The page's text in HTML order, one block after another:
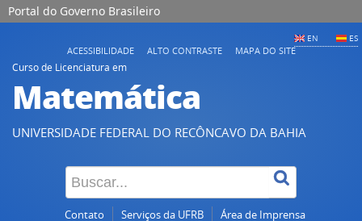
Portal do Governo Brasileiro
EN ES
ACESSIBILIDADE ALTO CONTRASTE
MAPA DO SITE
Curso de Licenciatura em
Matemática
UNIVERSIDADE FEDERAL DO RECÔNCAVO DA BAHIA
Contato Serviços da UFRB Área de Imprensa